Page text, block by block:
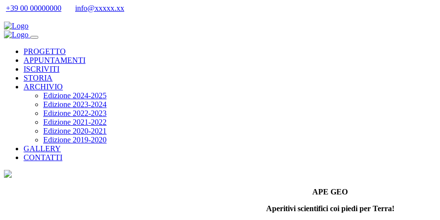
+39 00 00000000
info@xxxxx.xx
PROGETTO
APPUNTAMENTI
ISCRIVITI
STORIA
ARCHIVIO
Edizione 2024-2025
Edizione 2023-2024
Edizione 2022-2023
Edizione 2021-2022
Edizione 2020-2021
Edizione 2019-2020
GALLERY
CONTATTI
APE GEO
Aperitivi scientifici coi piedi per Terra!